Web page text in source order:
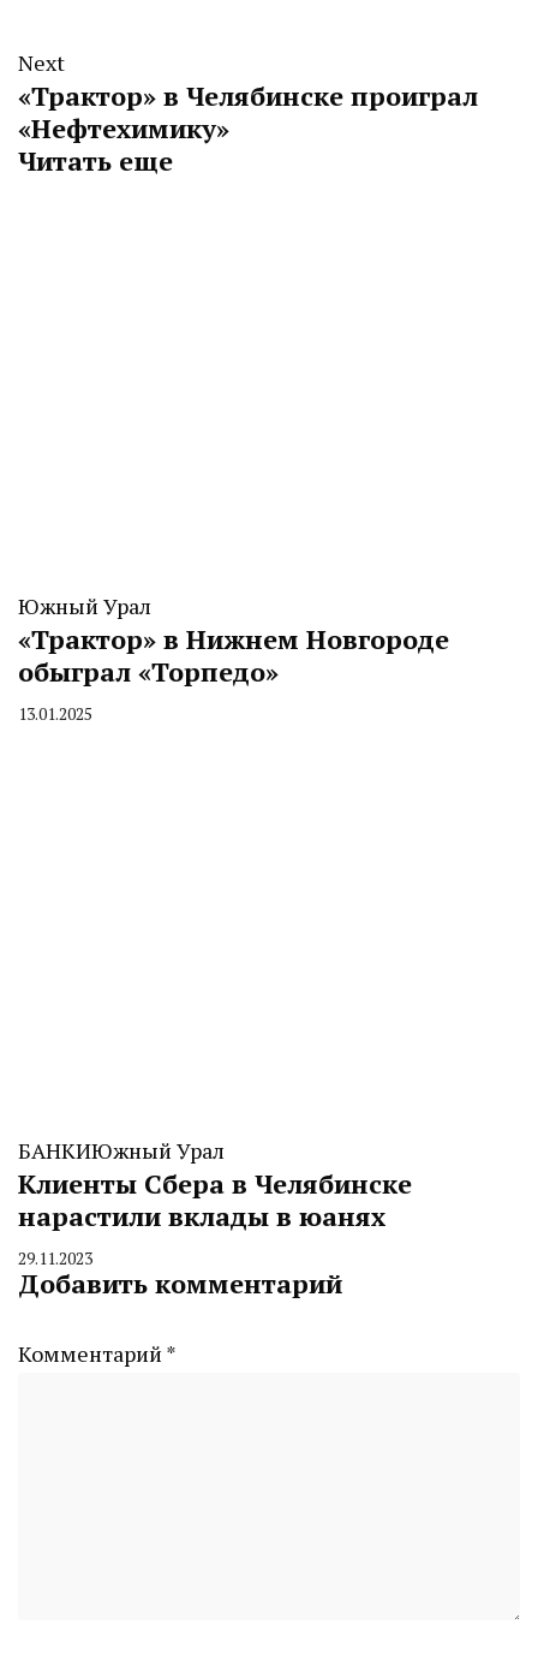
Next
«Трактор» в Челябинске проиграл
«Нефтехимику»
Читать еще
Южный Урал
«Трактор» в Нижнем Новгороде
обыграл «Торпедо»
By
13.01.2025
БАНКИЮжный Урал
Клиенты Сбера в Челябинске
нарастили вклады в юанях
By
CHELINDUSTRY
29.11.2023
Добавить комментарий
Комментарий *